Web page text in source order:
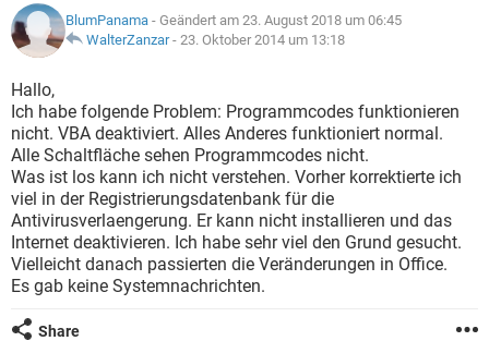
FACEBOOK HARDWARE
WINDOWS 10 INSTAGRAM
WHATSAPP
FACEBOOK
ANDROID IOS
WHATSAPP TIKTOK
FACEBOOK HARDWARE
LEXIKON
SPIELE
ANDROID
WINDOWS 10 INSTAGRAM
WHATSAPP TIKTOK
FACEBOOK HARDWARE
BlumPanama - Geändert am 23. August 2018 um 06:45
WalterZanzar- 23. Oktober 2014 um 13:18
Hallo,
Ich habe folgende Problem: Programmcodes funktionieren
nicht. VBA deaktiviert. Alles Anderes funktioniert normal.
Alle Schaltfläche sehen Programmcodes nicht.
Was ist los kann ich nicht verstehen. Vorher korrektierte ich
viel in der Registrierungsdatenbank für die
Antivirusverlaengerung. Er kann nicht installieren und das
Internet deaktivieren. Ich habe sehr viel den Grund gesucht.
Vielleicht danach passierten die Veränderungen in Office.
Es gab keine Systemnachrichten.
Share